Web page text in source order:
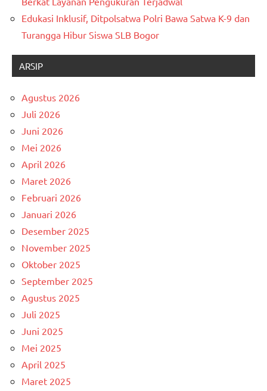
Edukasi Inklusif, Ditpolsatwa Polri Bawa Satwa K-9 dan
Turangga Hibur Siswa SLB Bogor
ARSIP
Agustus 2026
Juli 2026
Juni 2026
Mei 2026
April 2026
Maret 2026
Februari 2026
Januari 2026
Desember 2025
November 2025
Oktober 2025
September 2025
Agustus 2025
Juli 2025
Juni 2025
Mei 2025
April 2025
Maret 2025